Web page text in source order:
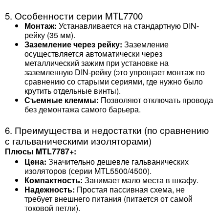
5. Особенности серии MTL7700
Монтаж: Устанавливается на стандартную DIN-
рейку (35 мм).
Заземление через рейку: Заземление
осуществляется автоматически через
металлический зажим при установке на
заземленную DIN-рейку (это упрощает монтаж по
сравнению со старыми сериями, где нужно было
крутить отдельные винты).
Съемные клеммы: Позволяют отключать провода
без демонтажа самого барьера.
6. Преимущества и недостатки (по сравнению
с гальваническими изоляторами)
Плюсы MTL7787+:
Цена: Значительно дешевле гальванических
изоляторов (серии MTL5500/4500).
Компактность: Занимает мало места в шкафу.
Надежность: Простая пассивная схема, не
требует внешнего питания (питается от самой
токовой петли).